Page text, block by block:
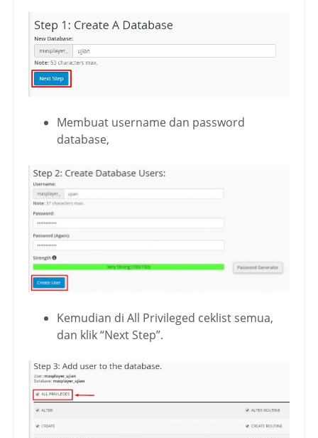
Membuat username dan password
database,
Kemudian di All Privileged ceklist semua,
dan klik “Next Step”.